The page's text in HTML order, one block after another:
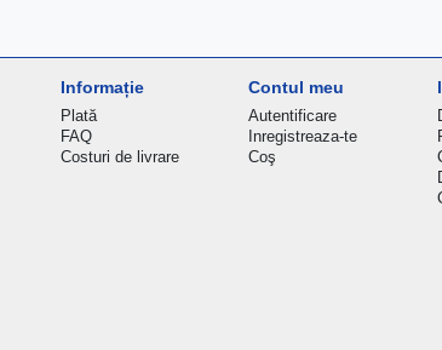
Informație
Plată
FAQ
Costuri de livrare
Contul meu
Autentificare
Inregistreaza-te
Coş